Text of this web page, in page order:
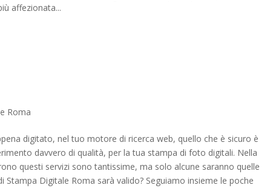
affezionata...
Roma
digitato, nel tuo motore di ricerca web, quello che è sicuro è
davvero di qualità, per la tua stampa di foto digitali. Nella
questi servizi sono tantissime, ma solo alcune saranno quelle
Digitale Roma sarà valido? Seguiamo insieme le poche